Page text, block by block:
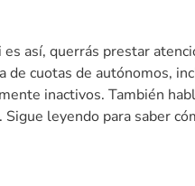
es así, querrás prestar
de cuotas de autónomos,
inactivos. También
leyendo para saber